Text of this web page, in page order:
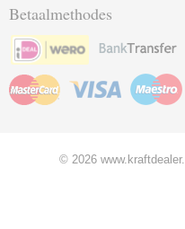
Betaalmethodes
© 2026